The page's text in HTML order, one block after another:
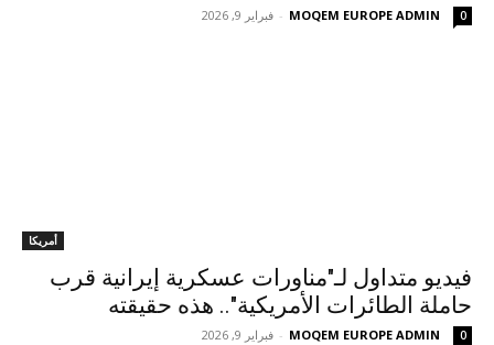
MOQEM EUROPE ADMIN
- فبراير 9, 2026 0
أمريكا
فيديو متداول لـ"مناورات عسكرية إيرانية قرب
حاملة الطائرات الأمريكية".. هذه حقيقته
MOQEM EUROPE ADMIN
- فبراير 9, 2026 0